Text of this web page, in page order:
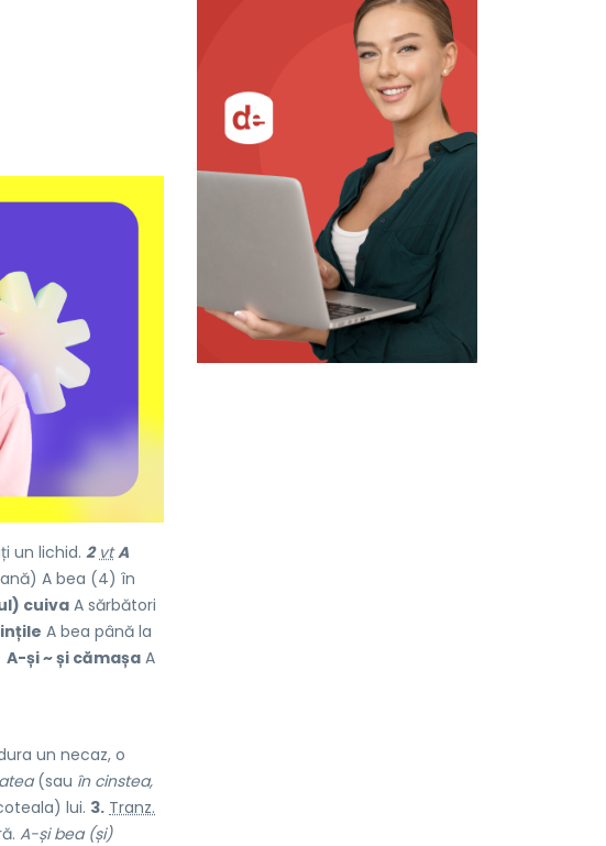
un lichid. 2 vt A
A bea (4) în
cuivaA sărbători
A bea până la
A-și ~ și cămașa A
un necaz, o
(sau în cinstea,
lui. 3. Tranz.
A-și bea (și)